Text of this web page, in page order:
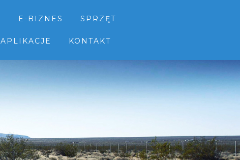
E-BIZNES SPRZĘT
APLIKACJE KONTAKT